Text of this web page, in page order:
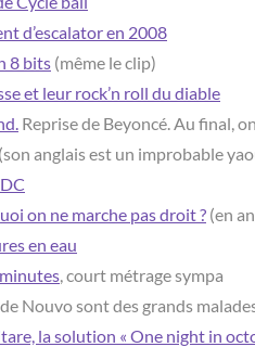
d’escalator en 2008
8 bits (même le clip)
et leur rock’n roll du diable
Reprise de Beyoncé. Au final,
anglais est un improbable
on ne marche pas droit ? (en
en eau
, court métrage sympa
de Nouvo sont des grands
la solution « One night in